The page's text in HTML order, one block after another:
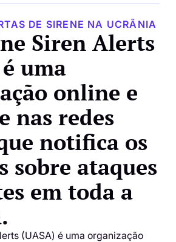
DE SIRENE NA UCRÂNIA
Siren Alerts
uma
online e
nas redes
notifica os
sobre ataques
em toda a
(UASA) é uma organização